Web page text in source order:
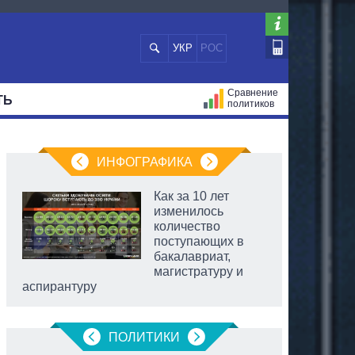
УКР РОС
Сравнение
политиков
ИНФОГРАФИКА
Как за 10 лет
изменилось
количество
поступающих в
бакалавриат,
магистратуру и
аспирантуру
ПОЛИТИКИ